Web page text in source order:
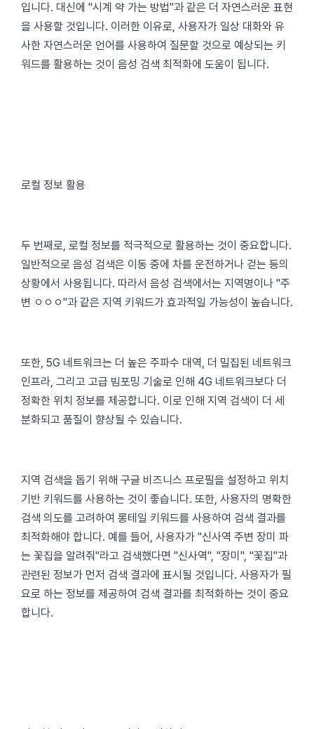
입니다. 대신에 "시계 약 가는 방법"과 같은 더 자연스러운 표현
을 사용할 것입니다. 이러한 이유로, 사용자가 일상 대화와 유
사한 자연스러운 언어를 사용하여 질문할 것으로 예상되는 키
워드를 활용하는 것이 음성 검색 최적화에 도움이 됩니다.
로컬 정보 활용
두 번째로, 로컬 정보를 적극적으로 활용하는 것이 중요합니다.
일반적으로 음성 검색은 이동 중에 차를 운전하거나 걷는 등의
상황에서 사용됩니다. 따라서 음성 검색에서는 지역명이나 "주
변 ㅇㅇㅇ"과 같은 지역 키워드가 효과적일 가능성이 높습니다.
또한, 5G 네트워크는 더 높은 주파수 대역, 더 밀집된 네트워크
인프라, 그리고 고급 빔포밍 기술로 인해 4G 네트워크보다 더
정확한 위치 정보를 제공합니다. 이로 인해 지역 검색이 더 세
분화되고 품질이 향상될 수 있습니다.
지역 검색을 돕기 위해 구글 비즈니스 프로필을 설정하고 위치
기반 키워드를 사용하는 것이 좋습니다. 또한, 사용자의 명확한
검색 의도를 고려하여 롱테일 키워드를 사용하여 검색 결과를
최적화해야 합니다. 예를 들어, 사용자가 "신사역 주변 장미 파
는 꽃집을 알려줘"라고 검색했다면 "신사역", "장미", "꽃집"과
관련된 정보가 먼저 검색 결과에 표시될 것입니다. 사용자가 필
요로 하는 정보를 제공하여 검색 결과를 최적화하는 것이 중요
합니다.